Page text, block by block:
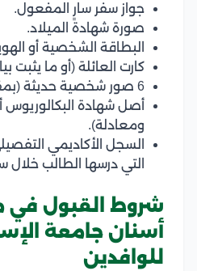
جواز سفر سارٍ المفعول.
صورة شهادة الميلاد.
البطاقة الشخصية أو
كارت العائلة (أو ما يثبت
6 صور شخصية حديثة (بمقاس 4×6).
أصل شهادة البكالوريوس
ومعادلة).
السجل الأكاديمي
التي درسها الطالب خلال
شروط القبول في
أسنان جامعة
للوافدين